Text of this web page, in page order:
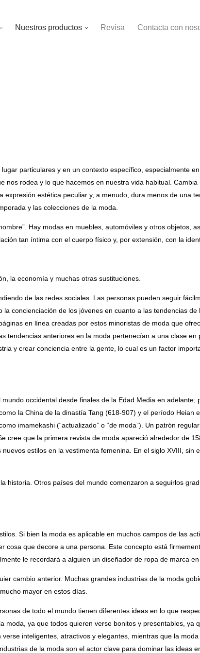
Nuestros productos Revisa Contacta con
particulares y en un contexto específico, especialmente
nos rodea y lo que hacemos en nuestra vida habitual.
estética peculiar y, a menudo, dura menos de una
y las colecciones de la moda.
Hay modas en muebles, automóviles y otros objetos,
tan íntima con el cuerpo físico y, por extensión, con la
la economía y muchas otras sustituciones.
de las redes sociales. Las personas pueden seguir
concienciación de los jóvenes en cuanto a las tendencias
en línea creadas por estos minoristas de moda que
tendencias anteriores en la moda pertenecían a una clase
y crear conciencia entre la gente, lo cual es un factor
occidental desde finales de la Edad Media en
la China de la dinastía Tang (618-907) y el período Heian
imamekashi (“actualizado” o “de moda”). Un patrón
cree que la primera revista de moda apareció alrededor de
estilos en la vestimenta femenina. En el siglo XVIII, sin
historia. Otros países del mundo comenzaron a seguirlos
Si bien la moda es aplicable en muchos campos de las
cosa que decore a una persona. Este concepto está
le recordará a alguien un diseñador de ropa de marca
cambio anterior. Muchas grandes industrias de la moda
mayor en estos días.
de todo el mundo tienen diferentes ideas en lo que
ya que todos quieren verse bonitos y presentables, ya
inteligentes, atractivos y elegantes, mientras que la
de la moda son el actor clave para dominar las ideas